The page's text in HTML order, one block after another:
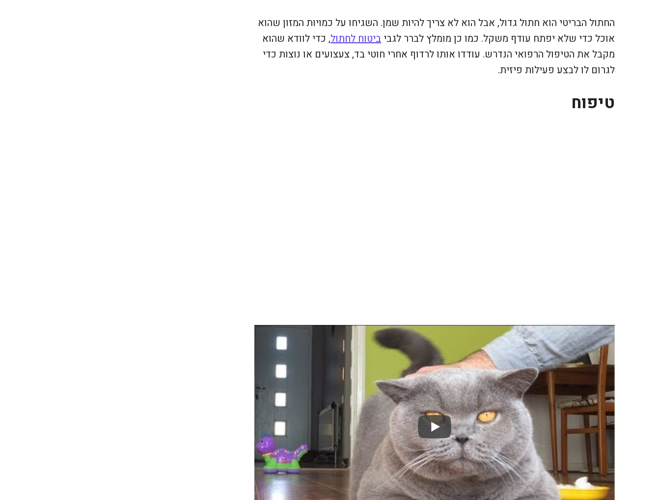
החתול הבריטי הוא חתול גדול, אבל הוא לא צריך להיות שמן. השגיחו על כמויות המזון שהוא
אוכל כדי שלא יפתח עודף משקל. כמו כן מומלץ לברר לגביביטוח לחתול, כדי לוודא שהוא
מקבל את הטיפול הרפואי הנדרש. עודדו אותו לרדוף אחרי חוטי בד, צעצועים או נוצות כדי
לגרום לו לבצע פעילות פיזית.
טיפוח